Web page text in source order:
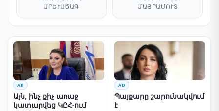
ԱՐԵՒԱԾԱԳ ՄԱՅՐԱՄՈՒՏ
AD
Այն, ինչ քիչ առաջ
կատարվեց ԿԸՀ-ում
AD
Պայքարը շարունակվում
է